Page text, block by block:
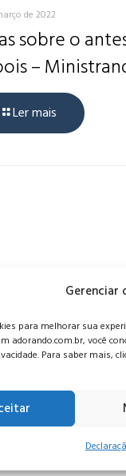
Gerenciar
para melhorar sua
adorando.com.br, você
Para saber mais,
de 2022
sobre o
–
Ler mais
privacidade